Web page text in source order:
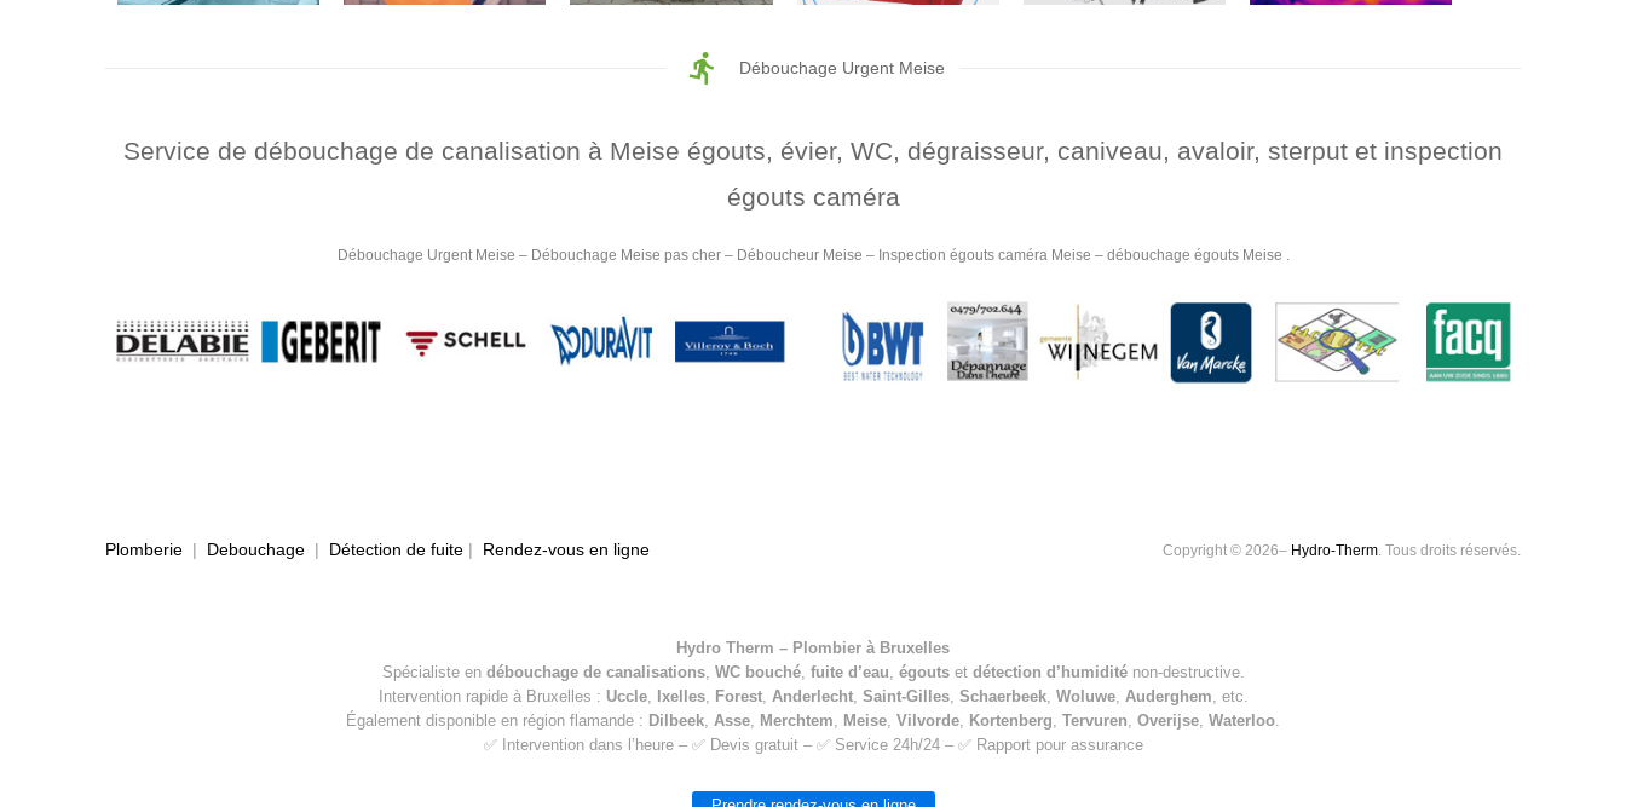
Débouchage Urgent Meise
Service de débouchage de canalisation à Meise égouts, évier, WC, dégraisseur, caniveau, avaloir, sterput et inspection
égouts caméra
Débouchage Urgent Meise – Débouchage Meise pas cher – Déboucheur Meise – Inspection égouts caméra Meise – débouchage égouts Meise .
Plomberie | Debouchage | Détection de fuite | Rendez-vous en ligne Copyright © 2026– Hydro-Therm. Tous droits réservés.
Hydro Therm – Plombier à Bruxelles
Spécialiste en débouchage de canalisations, WC bouché, fuite d’eau, égoutset détection d’humiditénon-destructive.
Intervention rapide à Bruxelles : Uccle, Ixelles, Forest, Anderlecht, Saint-Gilles, Schaerbeek, Woluwe, Auderghem, etc.
Également disponible en région flamande : Dilbeek, Asse, Merchtem, Meise, Vilvorde, Kortenberg, Tervuren, Overijse, Waterloo.
✅ Intervention dans l’heure – ✅ Devis gratuit – ✅ Service 24h/24 – ✅ Rapport pour assurance